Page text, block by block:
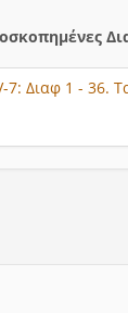
7: Διαφ 1 - 36.